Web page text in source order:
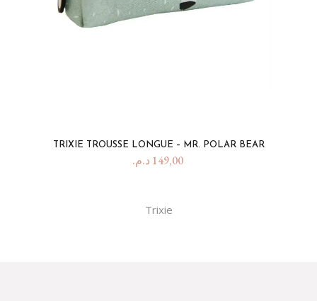
TRIXIE TROUSSE LONGUE – MR. POLAR BEAR
149,00 د.م.
Trixie